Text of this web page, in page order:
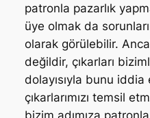
patronla pazarlık
üye olmak da
olarak görülebilir.
değildir, çıkarları
dolayısıyla bunu
çıkarlarımızı temsil
bizim adımıza